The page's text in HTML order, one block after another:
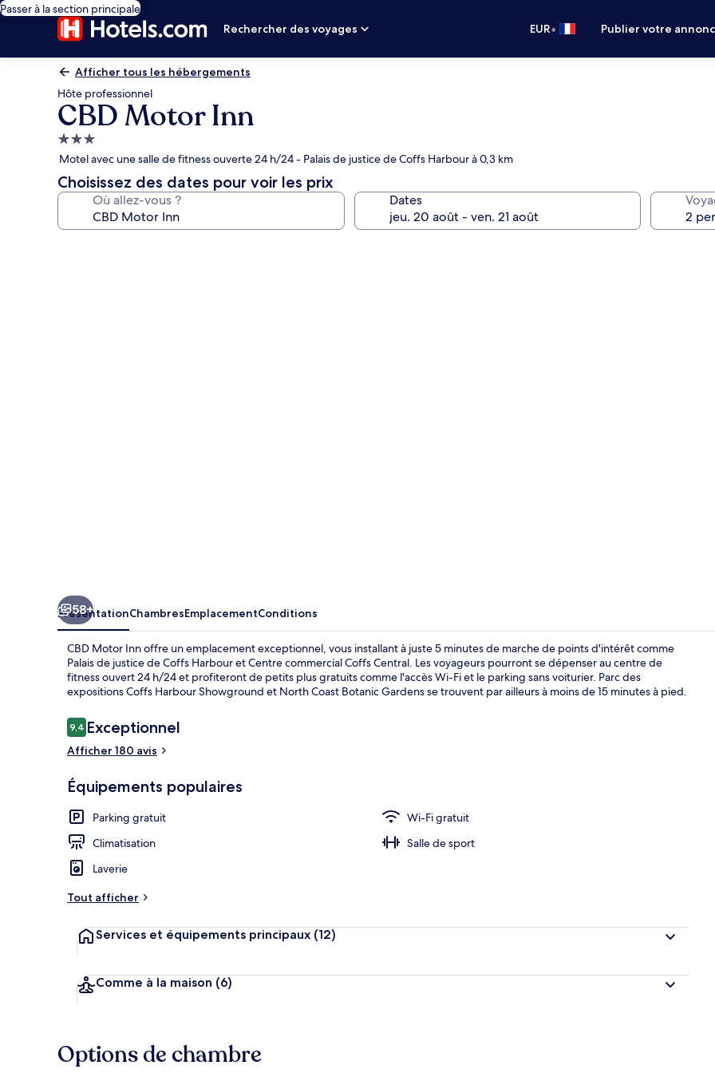
Passer à la section principale
Rechercher des voyages
EUR• Publier votre
Afficher tous les hébergements
Hôte professionnel
CBD Motor Inn
Hébergement
3.0 étoiles
Motel avec une salle de fitness ouverte 24 h/24 - Palais de justice de Coffs Harbour à 0,3 km
Choisissez des dates pour voir les prix
Où allez-vous ? Dates
Coin salon
58+
PrésentationChambresEmplacementConditions
CBD Motor Inn offre un emplacement exceptionnel, vous installant à juste 5 minutes de marche de points d'intérêt comme
Palais de justice de Coffs Harbour et Centre commercial Coffs Central. Les voyageurs pourront se dépenser au centre de
fitness ouvert 24 h/24 et profiteront de petits plus gratuits comme l'accès Wi-Fi et le parking sans voiturier. Parc des
expositions Coffs Harbour Showground et North Coast Botanic Gardens se trouvent par ailleurs à moins de 15 minutes à pied.
Avis
voyageurs
9,49,4 sur 10
Exceptionnel
Afficher 180 avis
Équipements populaires
Parking gratuit
Wi-Fi gratuit
Climatisation
Salle de sport
Laverie
Tout afficher
Services et équipements principaux (12)
Comme à la maison (6)
Options de chambre